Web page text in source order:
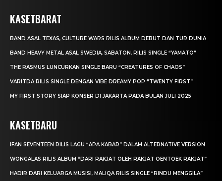
KASETBARAT
BAND ASAL TEXAS, CULTURE WARS RILIS ALBUM DEBUT DAN TUR DUNIA
BAND HEAVY METAL ASAL SWEDIA, SABATON, RILIS SINGLE “YAMATO”
THE RASMUS LUNCURKAN SINGLE BARU “CREATURES OF CHAOS”
VARITDA RILIS SINGLE DENGAN VIBE DREAMY POP “TWENTY FIRST”
MY FIRST STORY SIAP KONSER DI JAKARTA PADA BULAN JULI 2025
KASETBARU
IFAN SEVENTEEN RILIS LAGU “APA KABAR” DALAM ALTERNATIVE VERSION
WONGALAS RILIS ALBUM “DARI RAKJAT OLEH RAKJAT OENTOEK RAKJAT”
HADIR DARI KELUARGA MUSISI, MALIQA RILIS SINGLE “RINDU MENGGILA”